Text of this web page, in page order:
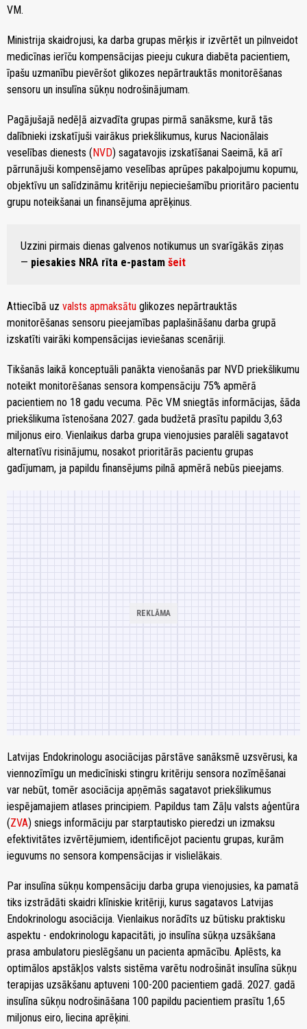
VM.
Ministrija skaidrojusi, ka darba grupas mērķis ir izvērtēt un pilnveidot
medicīnas ierīču kompensācijas pieeju cukura diabēta pacientiem,
īpašu uzmanību pievēršot glikozes nepārtrauktās monitorēšanas
sensoru un insulīna sūkņu nodrošinājumam.
Pagājušajā nedēļā aizvadīta grupas pirmā sanāksme, kurā tās
dalībnieki izskatījuši vairākus priekšlikumus, kurus Nacionālais
veselības dienests ( NVD) sagatavojis izskatīšanai Saeimā, kā arī
pārrunājuši kompensējamo veselības aprūpes pakalpojumu kopumu,
objektīvu un salīdzināmu kritēriju nepieciešamību prioritāro pacientu
grupu noteikšanai un finansējuma aprēķinus.
Uzzini pirmais dienas galvenos notikumus un svarīgākās ziņas
— piesakies NRA rīta e-pastam šeit
Attiecībā uz valsts apmaksātu glikozes nepārtrauktās
monitorēšanas sensoru pieejamības paplašināšanu darba grupā
izskatīti vairāki kompensācijas ieviešanas scenāriji.
Tikšanās laikā konceptuāli panākta vienošanās par NVD priekšlikumu
noteikt monitorēšanas sensora kompensāciju 75% apmērā
pacientiem no 18 gadu vecuma. Pēc VM sniegtās informācijas, šāda
priekšlikuma īstenošana 2027. gada budžetā prasītu papildu 3,63
miljonus eiro. Vienlaikus darba grupa vienojusies paralēli sagatavot
alternatīvu risinājumu, nosakot prioritārās pacientu grupas
gadījumam, ja papildu finansējums pilnā apmērā nebūs pieejams.
Latvijas Endokrinologu asociācijas pārstāve sanāksmē uzsvērusi, ka
viennozīmīgu un medicīniski stingru kritēriju sensora nozīmēšanai
var nebūt, tomēr asociācija apņēmās sagatavot priekšlikumus
iespējamajiem atlases principiem. Papildus tam Zāļu valsts aģentūra
(ZVA) sniegs informāciju par starptautisko pieredzi un izmaksu
efektivitātes izvērtējumiem, identificējot pacientu grupas, kurām
ieguvums no sensora kompensācijas ir vislielākais.
Par insulīna sūkņu kompensāciju darba grupa vienojusies, ka pamatā
tiks izstrādāti skaidri klīniskie kritēriji, kurus sagatavos Latvijas
Endokrinologu asociācija. Vienlaikus norādīts uz būtisku praktisku
aspektu - endokrinologu kapacitāti, jo insulīna sūkņa uzsākšana
prasa ambulatoru pieslēgšanu un pacienta apmācību. Aplēsts, ka
optimālos apstākļos valsts sistēma varētu nodrošināt insulīna sūkņu
terapijas uzsākšanu aptuveni 100-200 pacientiem gadā. 2027. gadā
insulīna sūkņu nodrošināšana 100 papildu pacientiem prasītu 1,65
miljonus eiro, liecina aprēķini.